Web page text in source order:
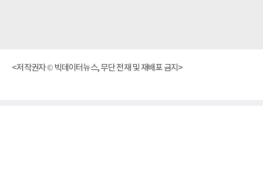
<저작권자 © 빅데이터뉴스, 무단 전재 및 재배포 금지>